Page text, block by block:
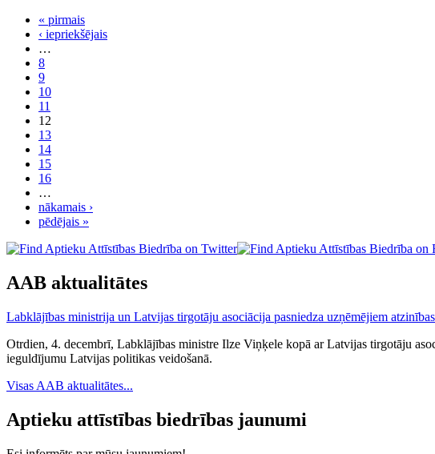
« pirmais
‹ iepriekšējais
…
8
9
10
11
12
13
14
15
16
…
nākamais ›
pēdējais »
AAB aktualitātes
Labklājības ministrija un Latvijas tirgotāju asociācija pasniedza uzņēmējiem
Otrdien, 4. decembrī, Labklājības ministre Ilze Viņķele kopā ar Latvijas tirgotāju
ieguldījumu Latvijas politikas veidošanā.
Visas AAB aktualitātes...
Aptieku attīstības biedrības jaunumi